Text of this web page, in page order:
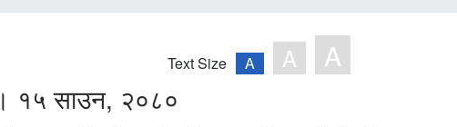
Text Size A A A
। १५ साउन, २०८०